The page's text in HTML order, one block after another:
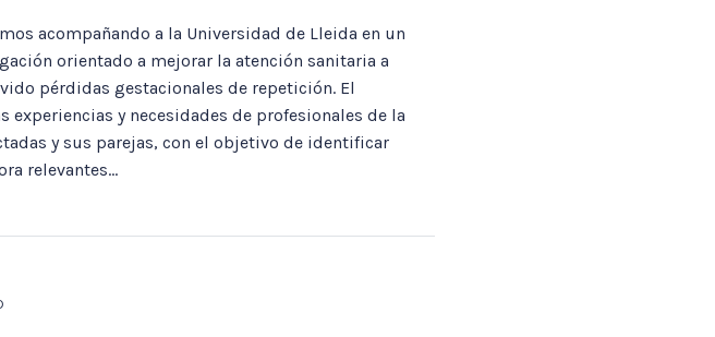
acompañando a la Universidad de Lleida en un
orientado a mejorar la atención sanitaria a
pérdidas gestacionales de repetición. El
experiencias y necesidades de profesionales de la
y sus parejas, con el objetivo de identificar
relevantes...